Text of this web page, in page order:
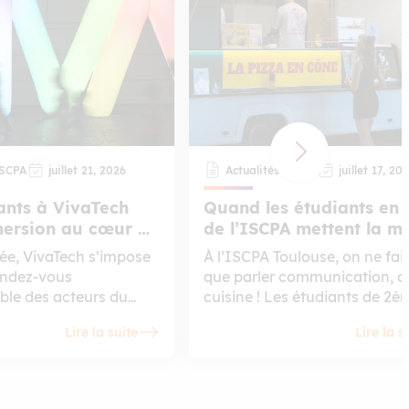
juillet 21, 2026
à VivaTech
au cœur de
VivaTech s’impose
vous
des acteurs du
de la tech mondiale.
Lire la suite
Actualités ISCPA juillet 17,
Quand les étudiants en
de l’ISCPA mettent la
la pâte avec Picono !
À l’ISCPA Toulouse, on ne
que parler communication,
cuisine ! Les étudiants de
ont enfilé leur plus beauLire la